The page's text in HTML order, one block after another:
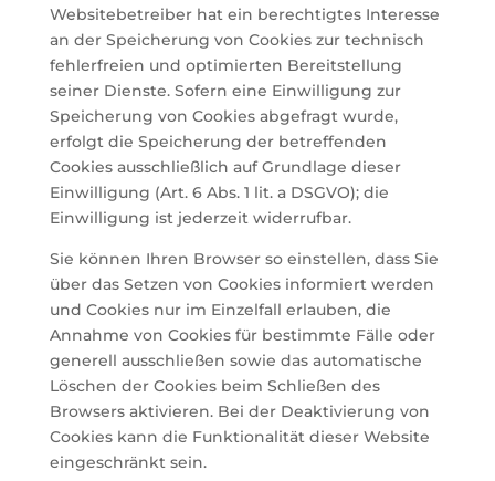
Websitebetreiber hat ein berechtigtes Interesse
an der Speicherung von Cookies zur technisch
fehlerfreien und optimierten Bereitstellung
seiner Dienste. Sofern eine Einwilligung zur
Speicherung von Cookies abgefragt wurde,
erfolgt die Speicherung der betreffenden
Cookies ausschließlich auf Grundlage dieser
Einwilligung (Art. 6 Abs. 1 lit. a DSGVO); die
Einwilligung ist jederzeit widerrufbar.
Sie können Ihren Browser so einstellen, dass Sie
über das Setzen von Cookies informiert werden
und Cookies nur im Einzelfall erlauben, die
Annahme von Cookies für bestimmte Fälle oder
generell ausschließen sowie das automatische
Löschen der Cookies beim Schließen des
Browsers aktivieren. Bei der Deaktivierung von
Cookies kann die Funktionalität dieser Website
eingeschränkt sein.